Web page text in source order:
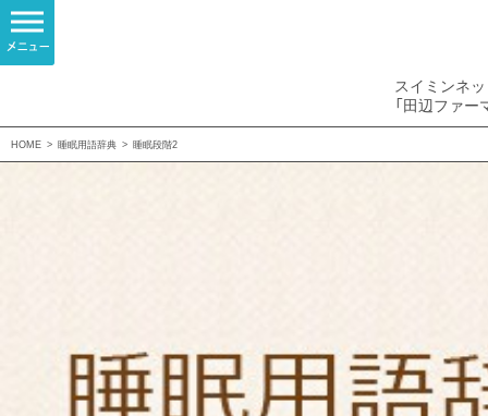
スイミンネ
「田辺ファ
HOME > 睡眠用語辞典 > 睡眠段階2